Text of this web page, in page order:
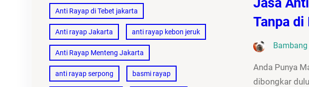
Anti Rayap di Tebet jakarta
Anti rayap Jakarta anti rayap kebon jeruk
Anti Rayap Menteng Jakarta
anti rayap serpong basmi rayap
Tanpa di
Anda Punya
dibongkar